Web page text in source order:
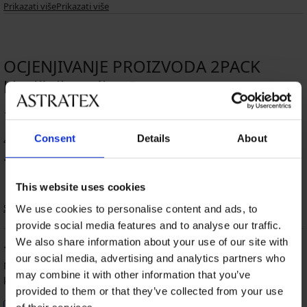
Consent Details About
This website uses cookies
We use cookies to personalise content and ads, to
provide social media features and to analyse our traffic.
We also share information about your use of our site with
our social media, advertising and analytics partners who
may combine it with other information that you’ve
provided to them or that they’ve collected from your use
Pakiranje sadrži dva para gaćica u istoj boji, pogl. fotografiju.
Prikazati višePrikazati više
OCJENJIVANJE PROIZVODA 2PACK
klasičnih gaćica Sara
100%
4 kupaca je ocijenilo proizvod
100
Sortiranje
100
Nikolina
22. 09. 2024
kupljena veličina XL